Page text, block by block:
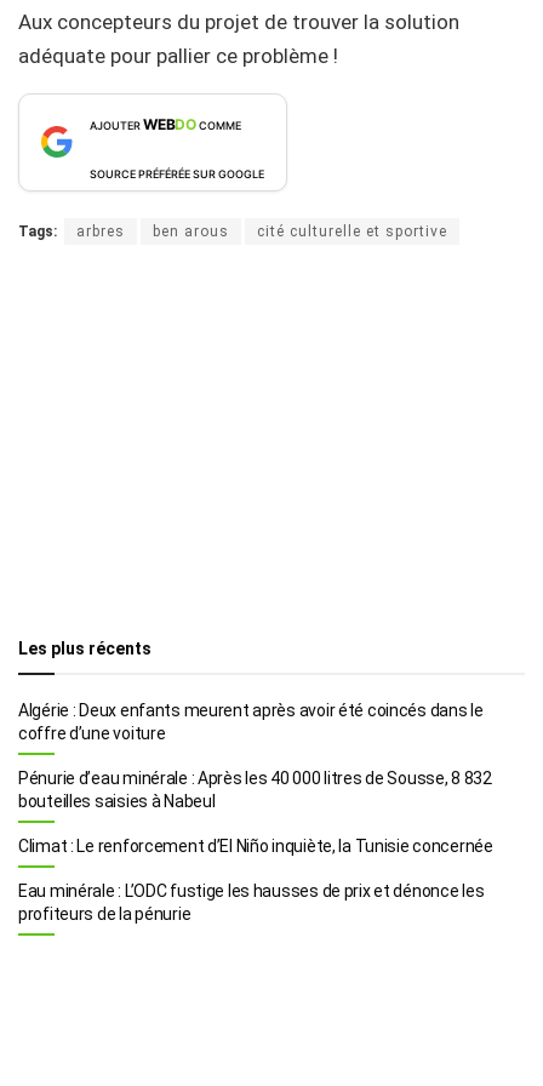
Aux concepteurs du projet de trouver la solution
adéquate pour pallier ce problème !
AJOUTERWEBDOCOMME
SOURCE PRÉFÉRÉE SUR GOOGLE
Tags: arbres ben arous cité culturelle et sportive
Les plus récents
Algérie : Deux enfants meurent après avoir été coincés dans le
coffre d’une voiture
Pénurie d’eau minérale : Après les 40 000 litres de Sousse, 8 832
bouteilles saisies à Nabeul
Climat : Le renforcement d’El Niño inquiète, la Tunisie concernée
Eau minérale : L’ODC fustige les hausses de prix et dénonce les
profiteurs de la pénurie